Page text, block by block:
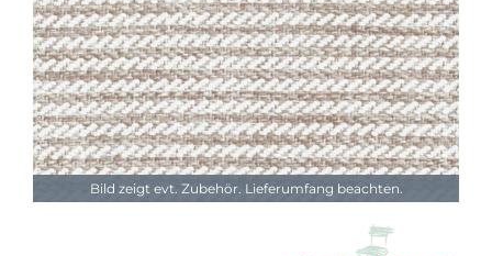
Bild zeigt evt. Zubehör. Lieferumfang beachten.